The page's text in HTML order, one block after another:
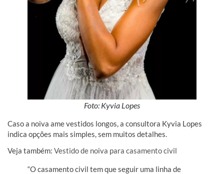
Foto: Kyvia Lopes
Caso a noiva ame vestidos longos, a consultora Kyvia Lopes
indica opções mais simples, sem muitos detalhes.
Veja também: Vestido de noiva para casamento civil
“O casamento civil tem que seguir uma linha de